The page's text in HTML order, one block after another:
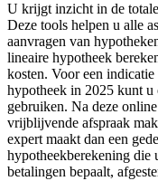
U krijgt inzicht in de
Deze tools helpen u alle
aanvragen van
lineaire hypotheek
kosten. Voor een
hypotheek in 2025 kunt u
gebruiken. Na deze
vrijblijvende afspraak
expert maakt dan een
hypotheekberekening die
betalingen bepaalt,